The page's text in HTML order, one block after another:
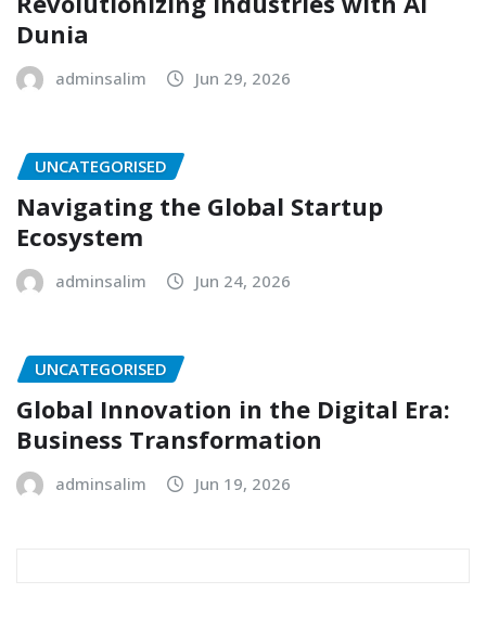
Dunia
adminsalim Jun 29, 2026
UNCATEGORISED
Navigating the Global Startup
Ecosystem
adminsalim Jun 24, 2026
UNCATEGORISED
Global Innovation in the Digital Era:
Business Transformation
adminsalim Jun 19, 2026